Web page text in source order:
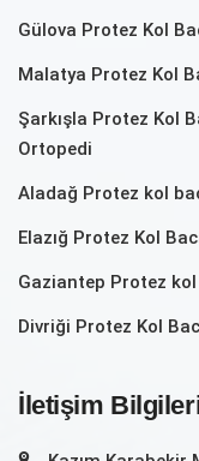
Gülova Protez Kol
Malatya Protez Kol
Şarkışla Protez Kol
Ortopedi
Aladağ Protez kol
Elazığ Protez Kol
Gaziantep Protez kol
Divriği Protez Kol
İletişim